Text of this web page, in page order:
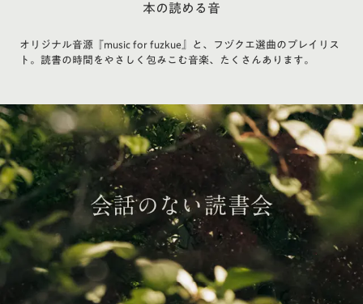
本の読める音
オリジナル音源『music for fuzkue』と、フヅクエ選曲のプレイリス
ト。読書の時間をやさしく包みこむ音楽、たくさんあります。